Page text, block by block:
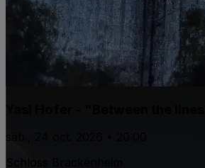
Yasi Hofer - "Between the lines"